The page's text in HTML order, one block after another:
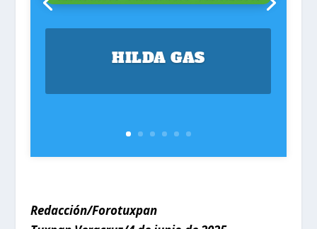
HILDA GAS
Redacción/Forotuxpan